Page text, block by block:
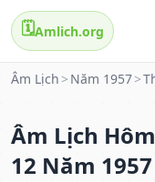
🗓️Amlich.org
Âm Lịch > Năm 1957>
Âm Lịch
12 Năm 1957